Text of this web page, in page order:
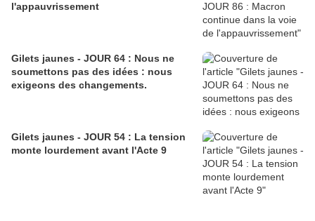
l'appauvrissement
Gilets jaunes - JOUR 64 : Nous ne
soumettons pas des idées : nous
exigeons des changements.
Gilets jaunes - JOUR 54 : La tension
monte lourdement avant l'Acte 9